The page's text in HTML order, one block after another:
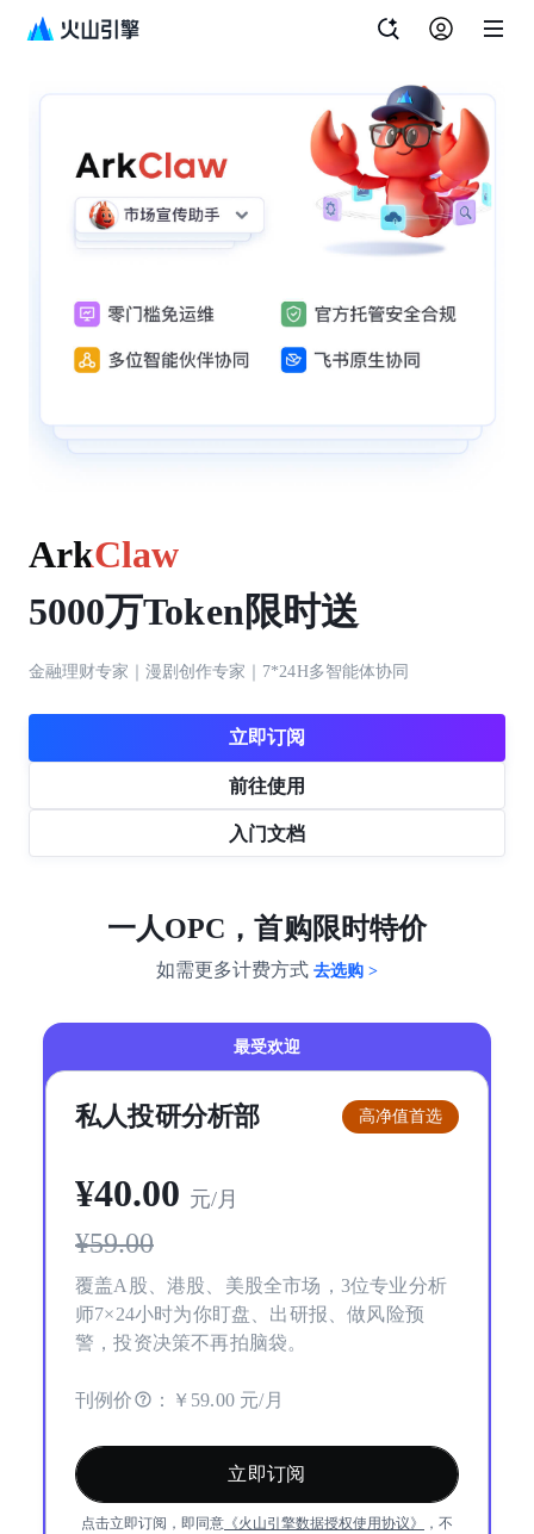
ArkClaw
5000万Token限时送
金融理财专家｜漫剧创作专家｜7*24H多智能体协同
立即订阅
前往使用
入门文档
一人OPC，首购限时特价
如需更多计费方式 去选购 >
最受欢迎
私人投研分析部 高净值首选
¥40.00 元/月
¥59.00
覆盖A股、港股、美股全市场，3位专业分析
师7×24小时为你盯盘、出研报、做风险预
警，投资决策不再拍脑袋。
刊例价 ： ￥59.00 元/月
立即订阅
点击立即订阅，即同意 《火山引擎数据授权使用协议》
，不